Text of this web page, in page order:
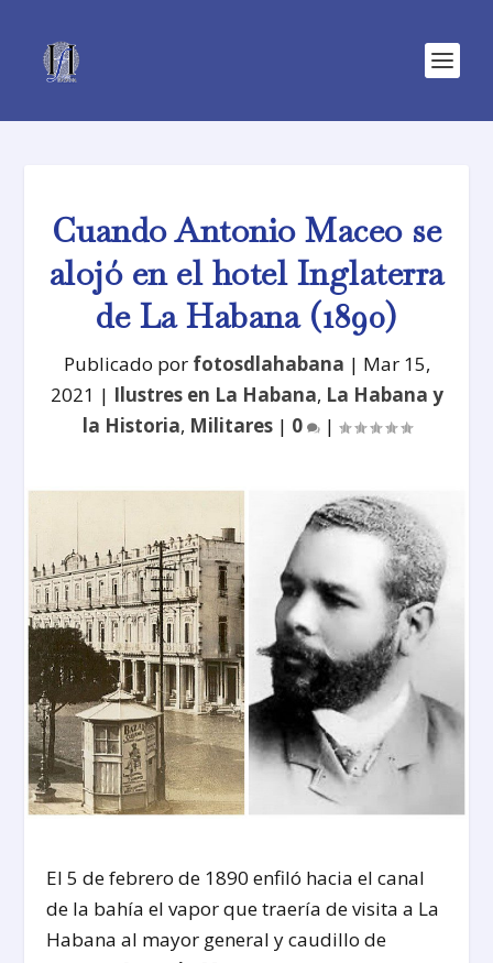
Cuando Antonio Maceo se
alojó en el hotel Inglaterra
de La Habana (1890)
Publicado por fotosdlahabana | Mar 15,
2021 | Ilustres en La Habana, La Habana y
la Historia, Militares| 0 |
El 5 de febrero de 1890 enfiló hacia el canal
de la bahía el vapor que traería de visita a La
Habana al mayor general y caudillo de